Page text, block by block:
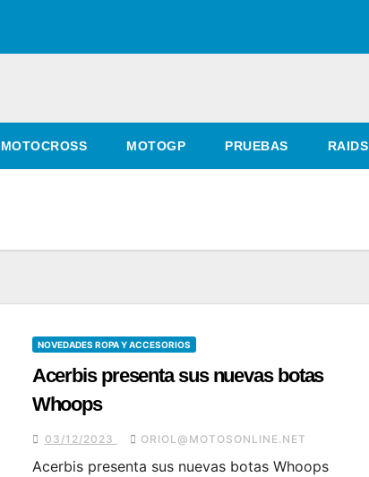
MOTOCROSS MOTOGP PRUEBAS RAIDS
NOVEDADES ROPA Y ACCESORIOS
Acerbis presenta sus nuevas botas
Whoops
03/12/2023 ORIOL@MOTOSONLINE.NET
Acerbis presenta sus nuevas botas Whoops